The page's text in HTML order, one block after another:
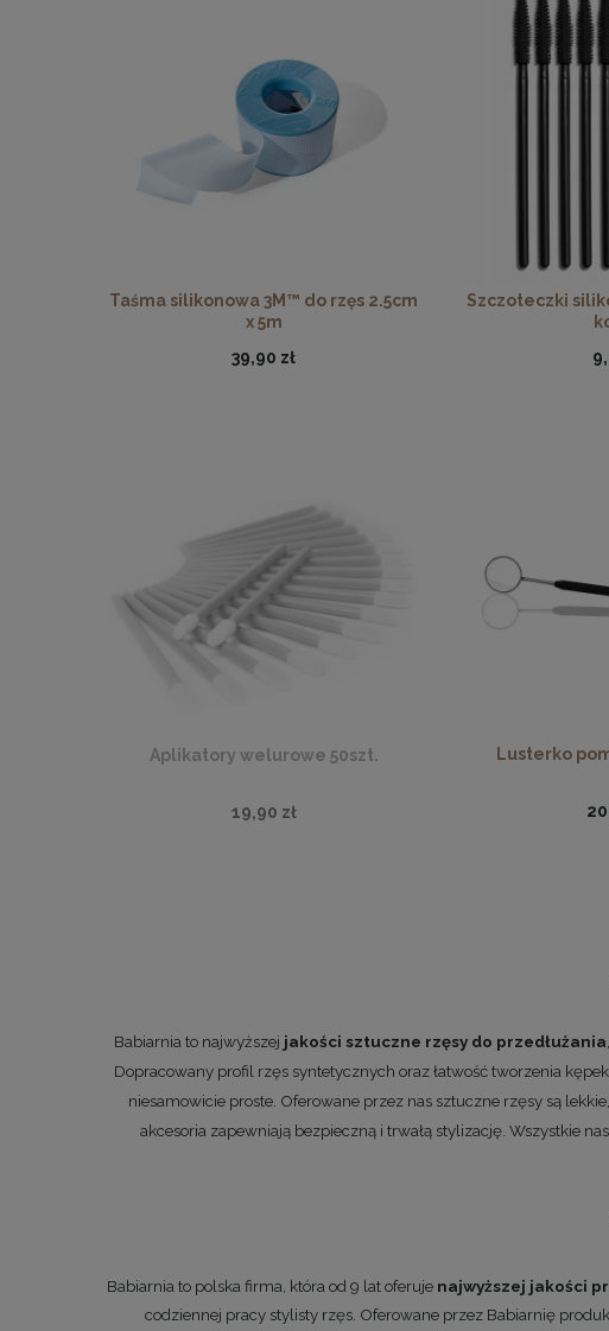
Taśma silikonowa 3M™ do rzęs 2.5cm
x 5m
39,90 zł
Szczoteczki
Aplikatory welurowe 50szt.
19,90 zł
Lusterko
Babiarnia to najwyższej jakości sztuczne rzęsy do przedłużania
Dopracowany profil rzęs syntetycznych oraz łatwość tworzenia
niesamowicie proste. Oferowane przez nas sztuczne rzęsy są
akcesoria zapewniają bezpieczną i trwałą stylizację. Wszystkie
Babiarnia to polska firma, która od 9 lat oferuje najwyższej jakości
codziennej pracy stylisty rzęs. Oferowane przez Babiarnię